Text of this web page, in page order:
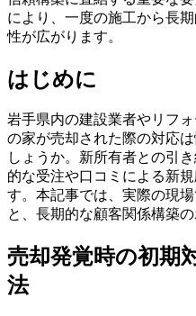
により、一度の施工から長
性が広がります。
はじめに
岩手県内の建設業者やリフ
の家が売却された際の対応
しょうか。新所有者との引
的な受注や口コミによる新
す。本記事では、実際の現
と、長期的な顧客関係構築
売却発覚時の初期
法